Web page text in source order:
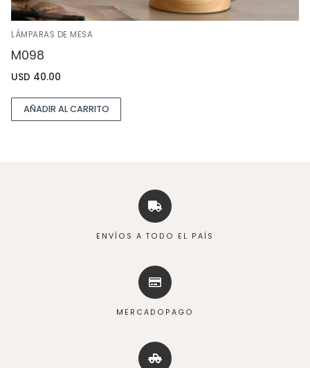
LÁMPARAS DE MESA
M098
USD 40.00
AÑADIR AL CARRITO
ENVÍOS A TODO EL PAÍS
MERCADOPAGO